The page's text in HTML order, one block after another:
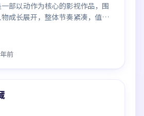
部以动作为核心的影视作品，围
成长展开，整体节奏紧凑，值得
前